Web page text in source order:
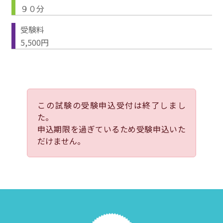
９０分
受験料
5,500円
この試験の受験申込受付は終了しまし
た。
申込期限を過ぎているため受験申込いた
だけません。